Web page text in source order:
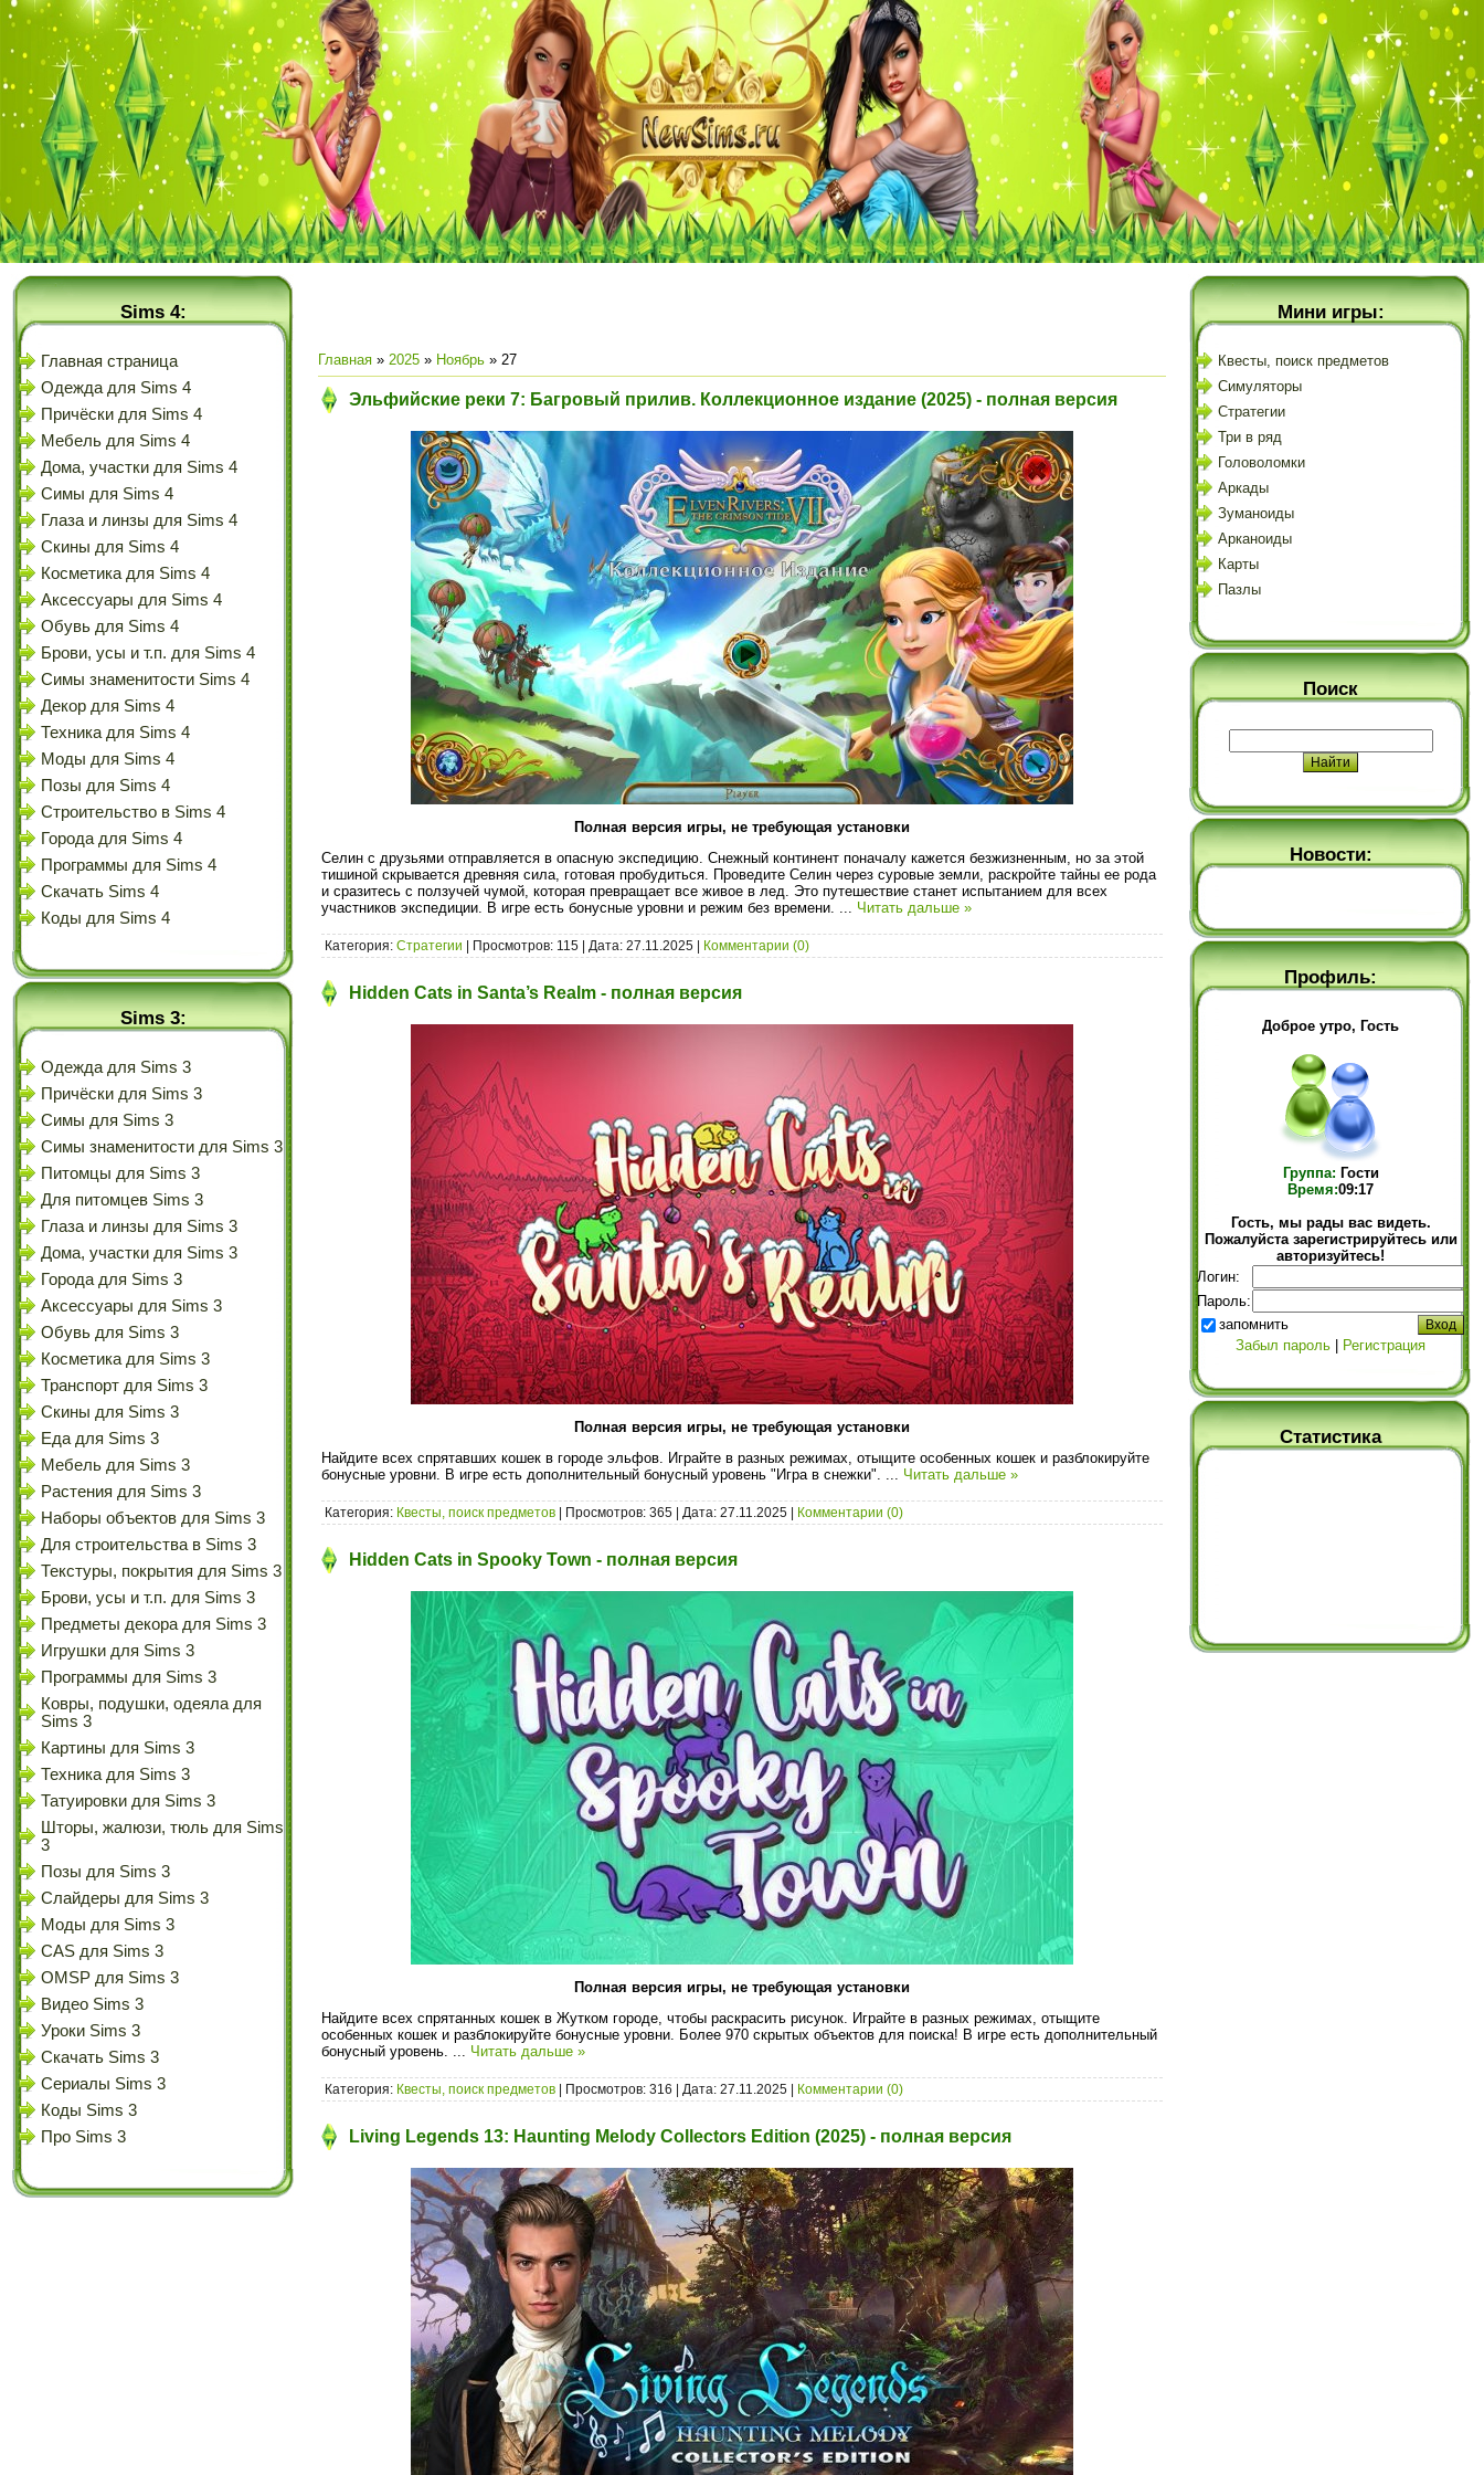
Sims 4:
Главная страница
Одежда для Sims 4
Причёски для Sims 4
Мебель для Sims 4
Дома, участки для Sims 4
Симы для Sims 4
Глаза и линзы для Sims 4
Скины для Sims 4
Косметика для Sims 4
Аксессуары для Sims 4
Обувь для Sims 4
Брови, усы и т.п. для Sims 4
Симы знаменитости Sims 4
Декор для Sims 4
Техника для Sims 4
Моды для Sims 4
Позы для Sims 4
Строительство в Sims 4
Города для Sims 4
Программы для Sims 4
Скачать Sims 4
Коды для Sims 4
Sims 3:
Одежда для Sims 3
Причёски для Sims 3
Симы для Sims 3
Симы знаменитости для Sims 3
Питомцы для Sims 3
Для питомцев Sims 3
Глаза и линзы для Sims 3
Дома, участки для Sims 3
Города для Sims 3
Аксессуары для Sims 3
Обувь для Sims 3
Косметика для Sims 3
Транспорт для Sims 3
Скины для Sims 3
Еда для Sims 3
Мебель для Sims 3
Растения для Sims 3
Наборы объектов для Sims 3
Для строительства в Sims 3
Текстуры, покрытия для Sims 3
Брови, усы и т.п. для Sims 3
Предметы декора для Sims 3
Игрушки для Sims 3
Программы для Sims 3
Ковры, подушки, одеяла для
Sims 3
Картины для Sims 3
Техника для Sims 3
Татуировки для Sims 3
Шторы, жалюзи, тюль для Sims
3
Позы для Sims 3
Слайдеры для Sims 3
Моды для Sims 3
CAS для Sims 3
OMSP для Sims 3
Видео Sims 3
Уроки Sims 3
Скачать Sims 3
Сериалы Sims 3
Коды Sims 3
Про Sims 3
Главная » 2025 » Ноябрь » 27
Эльфийские реки 7: Багровый прилив. Коллекционное издание (2025) - полная версия
Полная версия игры, не требующая установки
Селин с друзьями отправляется в опасную экспедицию. Снежный континент поначалу кажется безжизненным, но за этой
тишиной скрывается древняя сила, готовая пробудиться. Проведите Селин через суровые земли, раскройте тайны ее рода
и сразитесь с ползучей чумой, которая превращает все живое в лед. Это путешествие станет испытанием для всех
участников экспедиции. В игре есть бонусные уровни и режим без времени. ... Читать дальше »
Категория: Стратегии | Просмотров: 115 | Дата: 27.11.2025 | Комментарии (0)
Hidden Cats in Santa’s Realm - полная версия
Полная версия игры, не требующая установки
Найдите всех спрятавших кошек в городе эльфов. Играйте в разных режимах, отыщите особенных кошек и разблокируйте
бонусные уровни. В игре есть дополнительный бонусный уровень "Игра в снежки". ... Читать дальше »
Категория: Квесты, поиск предметов | Просмотров: 365 | Дата: 27.11.2025 | Комментарии (0)
Hidden Cats in Spooky Town - полная версия
Полная версия игры, не требующая установки
Найдите всех спрятанных кошек в Жутком городе, чтобы раскрасить рисунок. Играйте в разных режимах, отыщите
особенных кошек и разблокируйте бонусные уровни. Более 970 скрытых объектов для поиска! В игре есть дополнительный
бонусный уровень. ... Читать дальше »
Категория: Квесты, поиск предметов | Просмотров: 316 | Дата: 27.11.2025 | Комментарии (0)
Living Legends 13: Haunting Melody Collectors Edition (2025) - полная версия
Мини игры:
Квесты, поиск предметов
Симуляторы
Стратегии
Три в ряд
Головоломки
Аркады
Зуманоиды
Арканоиды
Карты
Пазлы
Поиск
Новости:
Профиль:
Доброе утро, Гость
Группа: Гости
Время:09:17
Гость, мы рады вас видеть.
Пожалуйста зарегистрируйтесь или
авторизуйтесь!
Логин:
Пароль:
запомнить
Забыл пароль
Регистрация
Статистика